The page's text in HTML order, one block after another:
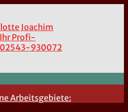
Arbeitsgebiete: